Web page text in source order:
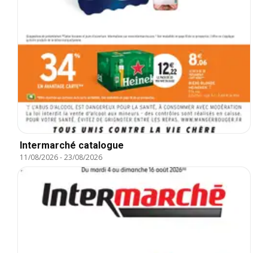
Intermarché catalogue
11/08/2026-23/08/2026